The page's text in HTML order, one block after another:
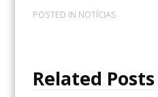
c
e
k
i
t
m
p
i
POSTED IN NOTÍCIAS
Related Posts